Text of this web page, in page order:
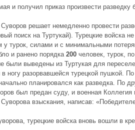
и получил приказ произвести разведку
решает немедленно провести
поиск на Туртукай). Турецкие войска
у турок, силами и с минимальными
и ранено порядка200 человек, турок,
были выведены из Туртукая для
ногу разорвавшейся турецкой пушкой.
планировался как разведка. По
был предан суду, и военная Коллегия
взыскания, написав:
турецкие войска вновь вошли в